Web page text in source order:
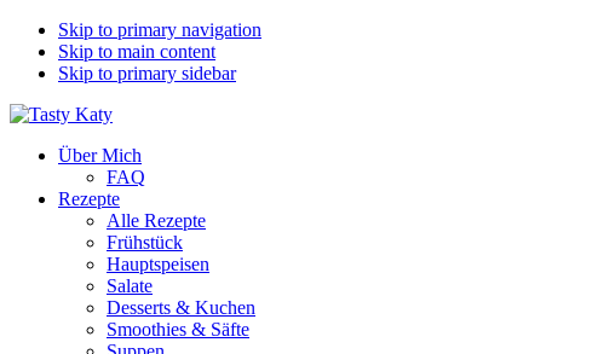
Skip to primary navigation
Skip to main content
Skip to primary sidebar
Über Mich
FAQ
Rezepte
Alle Rezepte
Frühstück
Hauptspeisen
Salate
Desserts & Kuchen
Smoothies & Säfte